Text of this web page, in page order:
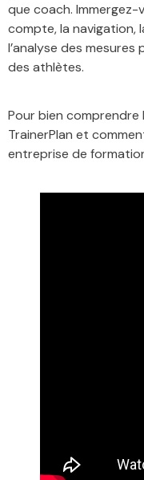
que coach.
compte, la navigation,
l’analyse des
des athlètes.
Pour bien
TrainerPlan et
entreprise de